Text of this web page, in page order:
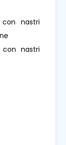
nastri
nastri